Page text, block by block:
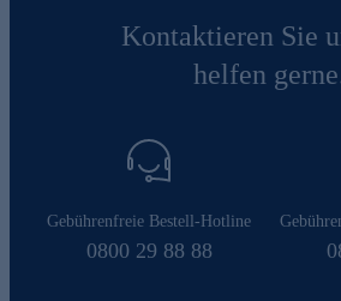
Kontaktieren Sie
helfen
Gebührenfreie Bestell-Hotline
0800 29 88 88